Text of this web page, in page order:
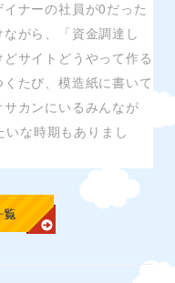
ナーの社員が0だった
がら、「資金調達し
サイトどうやって作る
たび、模造紙に書いて
カンにいるみんなが
な時期もありまし